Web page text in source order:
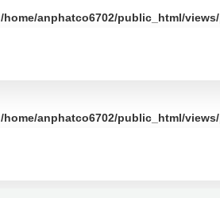
/home/anphatco6702/public_html/
/home/anphatco6702/public_html/